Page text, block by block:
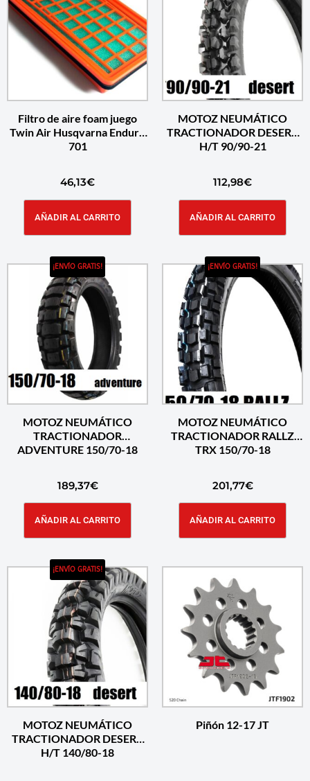
Filtro de aire foam juego
Twin Air Husqvarna Enduro
701
46,13€
AÑADIR AL CARRITO
MOTOZ NEUMÁTICO
TRACTIONADOR DESERT
H/T 90/90-21
112,98€
AÑADIR AL CARRITO
¡ENVÍO GRATIS!
MOTOZ NEUMÁTICO
TRACTIONADOR
ADVENTURE 150/70-18
189,37€
AÑADIR AL CARRITO
¡ENVÍO GRATIS!
MOTOZ NEUMÁTICO
TRACTIONADOR RALLZ
TRX 150/70-18
201,77€
AÑADIR AL CARRITO
¡ENVÍO GRATIS!
MOTOZ NEUMÁTICO
TRACTIONADOR DESERT
H/T 140/80-18
Piñón 12-17 JT